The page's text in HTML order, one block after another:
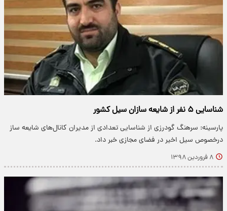
شناسایی ۵ نفر از شایعه سازان سیل کشور
پارسینه: سرهنگ گودرزی از شناسایی تعدادی از مدیران کانال‌های شایعه ساز
درخصوص سیل اخیر در فضای مجازی خبر داد.
۸ فروردین ۱۳۹۸